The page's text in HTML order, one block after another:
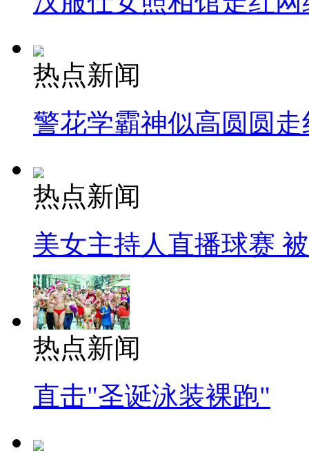
热点新闻
警花学霸神似高圆圆走
热点新闻
美女主持人直播球赛
热点新闻
直击"圣诞泳装裸跑"